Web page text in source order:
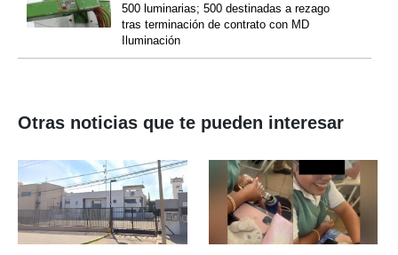
500 luminarias; 500 destinadas a rezago
tras terminación de contrato con MD
Iluminación
Otras noticias que te pueden interesar